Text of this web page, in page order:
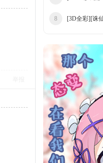
8 [3D全彩][诛仙